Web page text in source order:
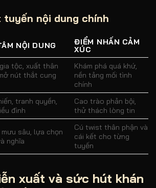
nội dung chính
NỘI DUNG
ĐIỂM NHẤN CẢM
XÚC
tộc, xuất thân
nút thắt cung
Khám phá quá khứ,
nền tảng mối tình
chính
tranh quyền,
đình
Cao trào phản bội,
thử thách lòng tin
sâu, lựa chọn
nghĩa
Cú twist thân phận và
cái kết cho từng
tuyến
xuất và sức hút khán